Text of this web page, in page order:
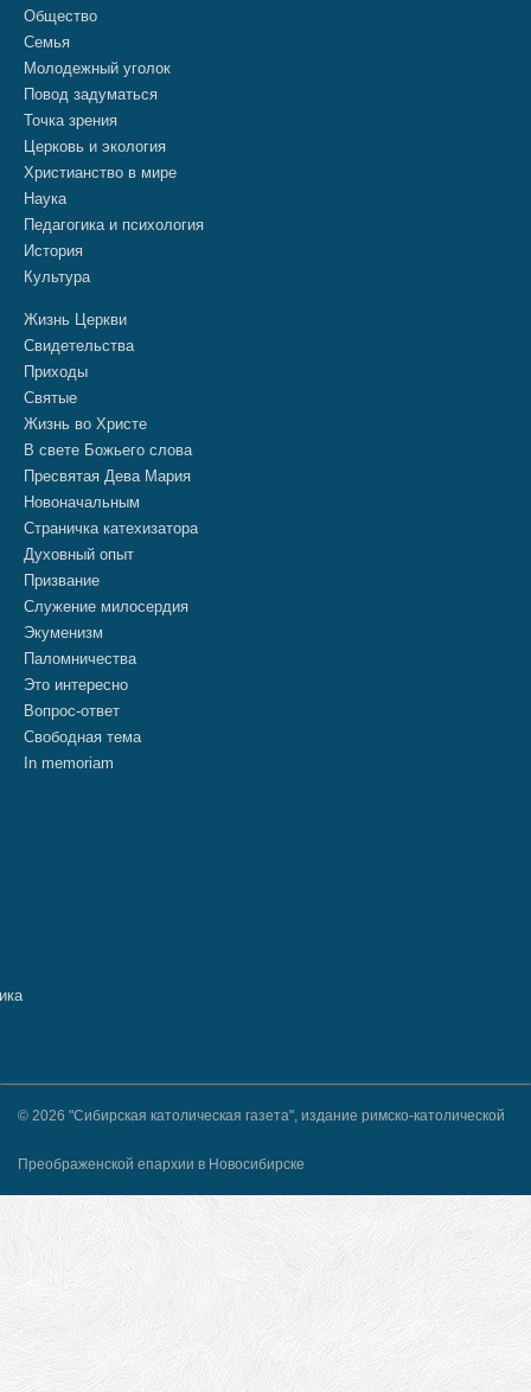
Общество
Семья
Молодежный уголок
Повод задуматься
Точка зрения
Церковь и экология
Христианство в мире
Наука
Педагогика и психология
История
Культура
Жизнь Церкви
Свидетельства
Приходы
Святые
Жизнь во Христе
В свете Божьего слова
Пресвятая Дева Мария
Новоначальным
Страничка катехизатора
Духовный опыт
Призвание
Служение милосердия
Экуменизм
Паломничества
Это интересно
Вопрос-ответ
Свободная тема
In memoriam
© 2026 "Сибирская католическая газета", издание римско-католической
Преображенской епархии в Новосибирске